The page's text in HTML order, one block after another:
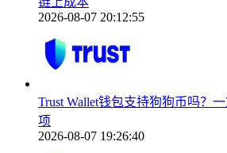
2026-08-07 20:12:55
Trust Wallet钱包支持狗狗币吗？
项
2026-08-07 19:26:40